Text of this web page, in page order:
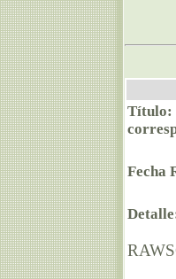
Título:
Fecha